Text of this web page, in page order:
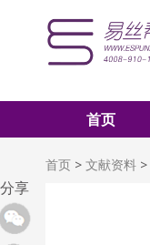
首页
首页 > 文献资料 >
分享